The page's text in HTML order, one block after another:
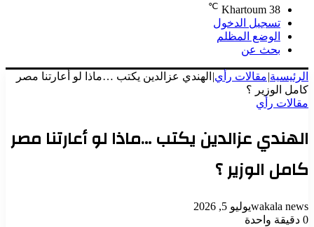
Khartoum 38
℃
تسجيل الدخول
الوضع المظلم
بحث عن
الرئيسية|مقالات رأي| الهندي عزالدين يكتب …ماذا لو أعارتنا مصر
كامل الوزير ؟‏
مقالات رأي
الهندي عزالدين يكتب …ماذا لو أعارتنا مصر
كامل الوزير ؟‏
wakala newsيوليو 5, 2026
0 دقيقة واحدة